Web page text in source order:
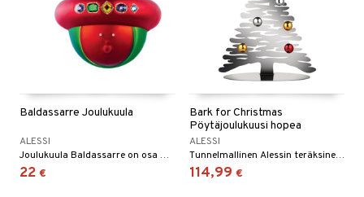
Baldassarre Joulukuula
ALESSI
Joulukuula Baldassarre on osa Marcello Jorin suunnittelemaa Le Palle Presepe -projektia. Tämä Marcello Jorin suunnittelu yhdistää kaksi suurta perinnettä, jouluseimen ja joulukuusen koristelun.
22 €
Bark for Christmas
Pöytäjoulukuusi hopea
ALESSI
Tunnelmallinen Alessin teräksinen pöytäjoulukuusi.
114,99 €